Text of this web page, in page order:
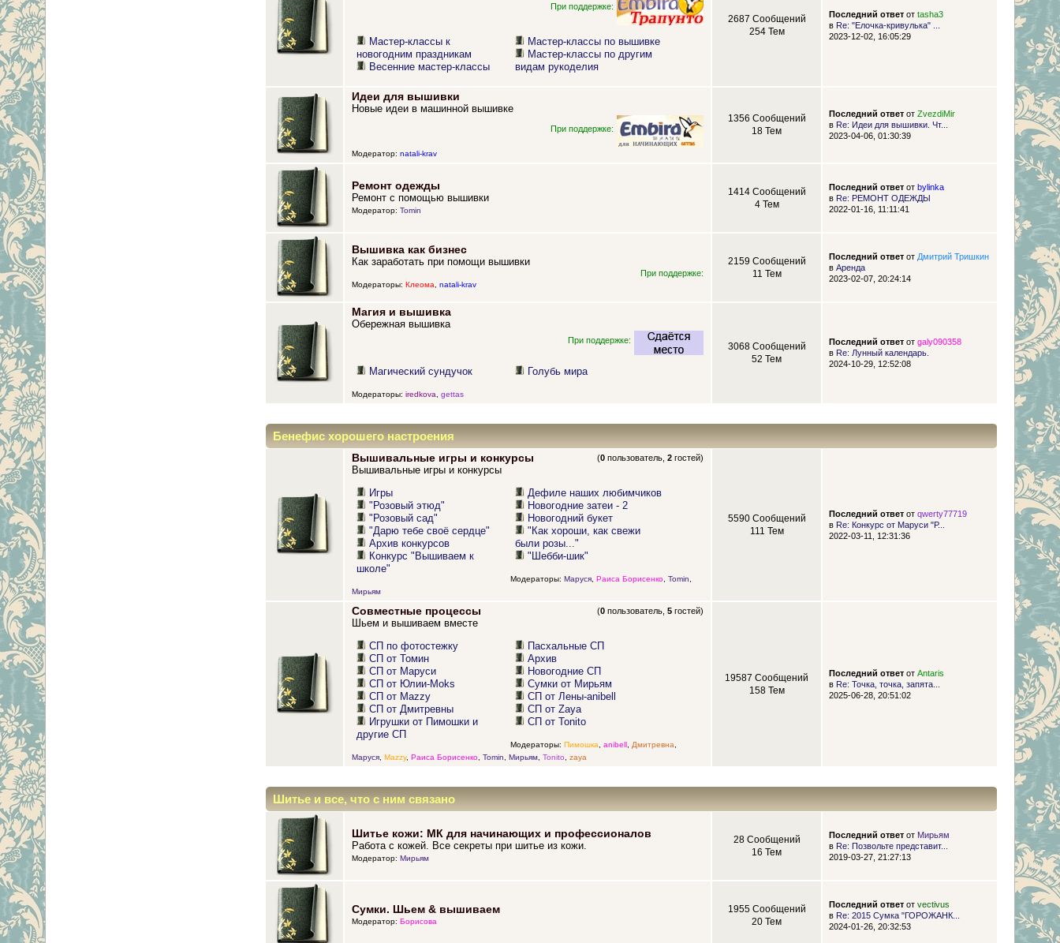
При поддержке:
Мастер-классы к
новогодним праздникам
Весенние мастер-классы
Мастер-классы по вышивке
Мастер-классы по другим
видам рукоделия
2687 Сообщений
254 Тем
Последний ответот tasha3
в Re: "Елочка-кривулька" ...
2023-12-02, 16:05:29
Идеи для вышивки
Новые идеи в машинной вышивке
При поддержке:
Модератор: natali-krav
1356 Сообщений
18 Тем
Последний ответот ZvezdiMir
в Re: Идеи для вышивки. Чт...
2023-04-06, 01:30:39
Ремонт одежды
Ремонт с помощью вышивки
Модератор: Tomin
1414 Сообщений
4 Тем
Последний ответот bylinka
в Re: РЕМОНТ ОДЕЖДЫ
2022-01-16, 11:11:41
Вышивка как бизнес
Как заработать при помощи вышивки
При поддержке:
Модераторы: Клеома, natali-krav
2159 Сообщений
11 Тем
Последний ответот Дмитрий Тришкин
в Аренда
2023-02-07, 20:24:14
Магия и вышивка
Обережная вышивка
При поддержке:
Магический сундучок Голубь мира
Модераторы: iredkova gettas
3068 Сообщений
52 Тем
Последний ответот galy090358
в Re: Лунный календарь.
2024-10-29, 12:52:08
Бенефис хорошего настроения
Вышивальные игры и конкурсы (0 пользователь,2 гостей)
Вышивальные игры и конкурсы
Игры
"Розовый этюд"
"Розовый сад"
"Дарю тебе своё сердце"
Архив конкурсов
Конкурс "Вышиваем к
школе"
Дефиле наших любимчиков
Новогодние затеи - 2
Новогодний букет
"Как хороши, как свежи
были розы..."
"Шебби-шик"
Модераторы: Маруся, Раиса Борисенко, Tomin
Мирьям
5590 Сообщений
111 Тем
Последний ответот qwerty77719
в Re: Конкурс от Маруси "Р...
2022-03-11, 12:31:36
Совместные процессы (0 пользователь,5 гостей)
Шьем и вышиваем вместе
СП по фотостежку
СП от Томин
СП от Маруси
СП от Юлии-Moks
СП от Mazzy
СП от Дмитревны
Игрушки от Пимошки и
другие СП
Пасхальные СП
Архив
Новогодние СП
Сумки от Мирьям
СП от Лены-anibell
СП от Zaya
СП от Tonito
Модераторы: Пимошка anibell, Дмитревна
Маруся, Mazzy, Раиса Борисенко, Tomin Мирьям, Tonito zaya
19587 Сообщений
158 Тем
Последний ответот Antaris
в Re: Точка, точка, запята...
2025-06-28, 20:51:02
Шитье и все, что с ним связано
Шитье кожи: МК для начинающих и профессионалов
Работа с кожей. Все секреты при шитье из кожи.
Модератор: Мирьям
28 Сообщений
16 Тем
Последний ответот Мирьям
в Re: Позвольте представит...
2019-03-27, 21:27:13
Сумки. Шьем & вышиваем
Модератор: Борисова
1955 Сообщений
20 Тем
Последний ответот vectivus
в Re: 2015 Сумка "ГОРОЖАНК...
2024-01-26, 20:32:53